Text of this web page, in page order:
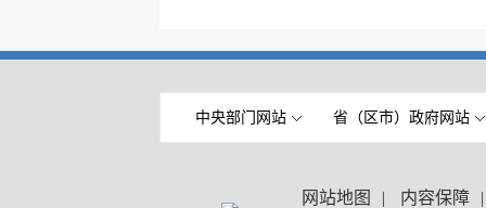
中央部门网站 省（区市）政府网站
网站地图 | 内容保障 |